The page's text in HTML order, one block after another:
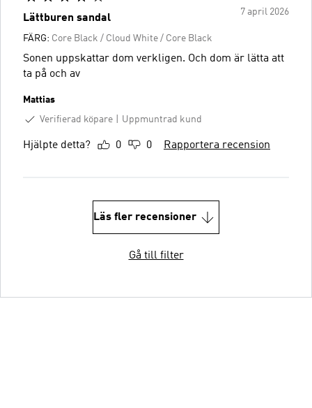
7 april 2026
Lättburen sandal
FÄRG: Core Black / Cloud White / Core Black
Sonen uppskattar dom verkligen. Och dom är lätta att
ta på och av
Mattias
Verifierad köpare
Uppmuntrad kund
Hjälpte detta? 0 0 Rapportera recension
Läs fler recensioner
Gå till filter